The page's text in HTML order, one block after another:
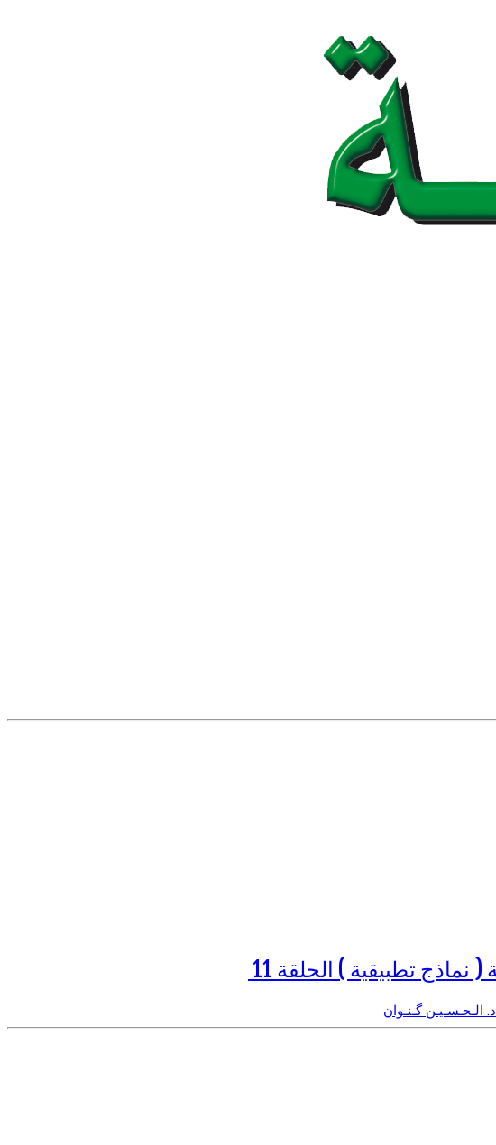
د. الـحـسـيـن گـنـوان